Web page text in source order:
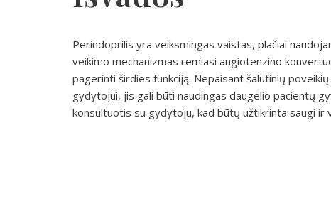
Perindoprilis yra veiksmingas vaistas, plačiai
veikimo mechanizmas remiasi angiotenzino
pagerinti širdies funkciją. Nepaisant šalutinių
gydytojui, jis gali būti naudingas daugelio pacientų
konsultuotis su gydytoju, kad būtų užtikrinta saugi ir